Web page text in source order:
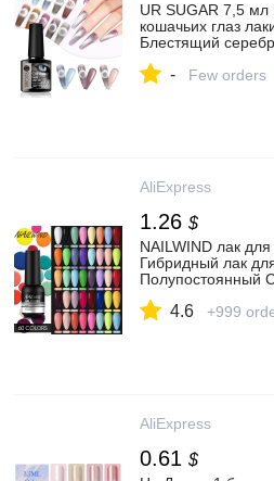
UR SUGAR 7,5 мл
кошачьих глаз
Блестящий
использования с
- Few orders
AliExpress
1.26 $
NAILWIND лак
Гибридный лак
Полупостоянный
Гель лак для
4.6 +999
AliExpress
0.61 $